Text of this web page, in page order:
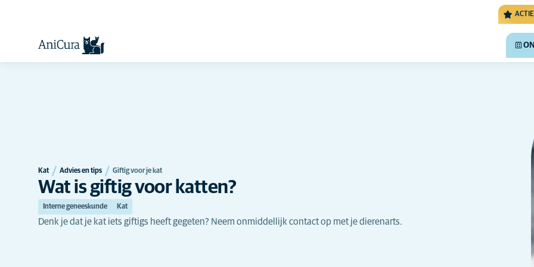
Kat Advies en tips Giftig voor je kat
Wat is giftig voor katten?
Interne geneeskunde Kat
Denk je dat je kat iets giftigs heeft gegeten? Neem onmiddellijk contact op met je dierenarts.